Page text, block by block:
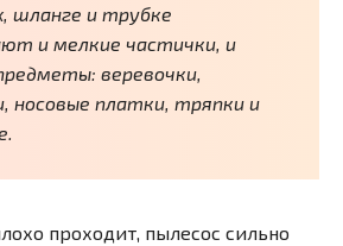
шланге и трубке
и мелкие частички, и
веревочки,
носовые платки, тряпки и
проходит, пылесос сильно